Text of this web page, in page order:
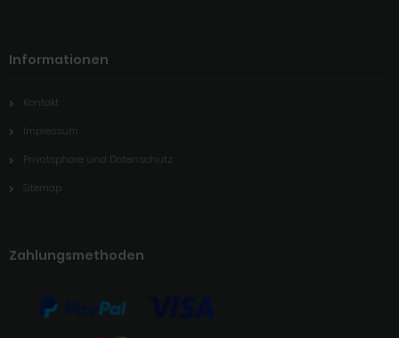
Informationen
Kontakt
Impressum
Privatsphäre und Datenschutz
Sitemap
Zahlungsmethoden